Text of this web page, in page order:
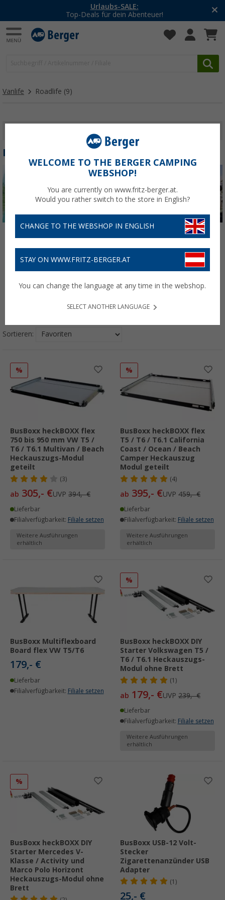
Urlaubs-SALE:
Top-Deals für dein Abenteuer!
Vanlife Roadlife (9)
ROADLIFE
Sortieren:
%
BusBoxx heckBOXX flex
750 bis 950 mm VW T5 /
T6 / T6.1 Multivan / Beach
Heckauszugs-Modul
geteilt
(3)
ab 305,- €UVP 394,- €
Lieferbar
Filialverfügbarkeit: Filiale setzen
Weitere Ausführungen
erhältlich
%
BusBoxx heckBOXX flex
T5 / T6 / T6.1 California
Coast / Ocean / Beach
Camper Heckauszug
Modul geteilt
(4)
ab 395,- €UVP 459,- €
Lieferbar
Filialverfügbarkeit: Filiale setzen
Weitere Ausführungen
erhältlich
BusBoxx Multiflexboard
Board flex VW T5/T6
179,- €
Lieferbar
Filialverfügbarkeit: Filiale setzen
%
BusBoxx heckBOXX DIY
Starter Volkswagen T5 /
T6 / T6.1 Heckauszugs-
Modul ohne Brett
(1)
ab 179,- €UVP 239,- €
Lieferbar
Filialverfügbarkeit: Filiale setzen
Weitere Ausführungen
erhältlich
%
BusBoxx heckBOXX DIY
Starter Mercedes V-
Klasse / Activity und
Marco Polo Horizont
Heckauszugs-Modul ohne
Brett
BusBoxx USB-12 Volt-
Stecker
Zigarettenanzünder USB
Adapter
(1)
25,- €
WELCOME TO THE BERGER CAMPING
WEBSHOP!
You are currently on www.fritz-berger.at.
Would you rather switch to the store in English?
CHANGE TO THE WEBSHOP IN ENGLISH
STAY ON WWW.FRITZ-BERGER.AT
You can change the language at any time in the webshop.
SELECT ANOTHER LANGUAGE